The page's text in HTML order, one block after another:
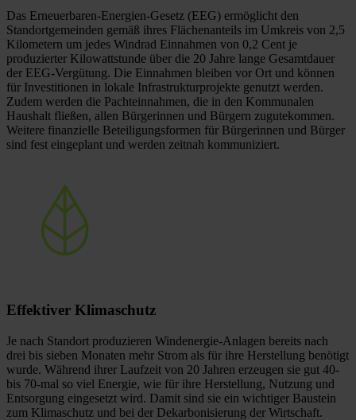
Das Erneuerbaren-Energien-Gesetz (EEG) ermöglicht den
Standortgemeinden gemäß ihres Flächenanteils im Umkreis von 2,5
Kilometern um jedes Windrad Einnahmen von 0,2 Cent je
produzierter Kilowattstunde über die 20 Jahre lange Gesamtdauer
der EEG-Vergütung. Die Einnahmen bleiben vor Ort und können
für Investitionen in lokale Infrastrukturprojekte genutzt werden.
Zudem werden die Pachteinnahmen, die in den Kommunalen
Haushalt fließen, allen Bürgerinnen und Bürgern zugutekommen.
Weitere finanzielle Beteiligungsformen für Bürgerinnen und Bürger
sind fest eingeplant und werden zeitnah kommuniziert.
Effektiver Klimaschutz
Je nach Standort produzieren Windenergie-Anlagen bereits nach
drei bis sieben Monaten mehr Strom als für ihre Herstellung benötigt
wurde. Während ihrer Laufzeit von 20 Jahren erzeugen sie gut 40-
bis 70-mal so viel Energie, wie für ihre Herstellung, Nutzung und
Entsorgung eingesetzt wird. Damit sind sie ein wichtiger Baustein
zum Klimaschutz und bei der Dekarbonisierung der Wirtschaft.